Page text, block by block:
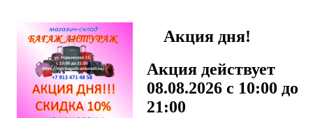
Акция дня!
Акция действует
08.08.2026 c 10:00 до
21:00